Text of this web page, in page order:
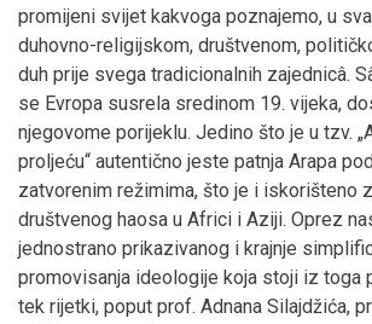
promijeni svijet kakvoga poznajemo, u
duhovno-religijskom, društvenom,
duh prije svega tradicionalnih zajednicâ.
se Evropa susrela sredinom 19. vijeka,
njegovome porijeklu. Jedino što je u tzv.
proljeću“ autentično jeste patnja Arapa
zatvorenim režimima, što je i iskorišteno
društvenog haosa u Africi i Aziji. Oprez
jednostrano prikazivanog i krajnje
promovisanja ideologije koja stoji iz toga
tek rijetki, poput prof. Adnana Silajdžića,